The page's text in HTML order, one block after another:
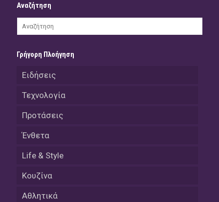
Αναζήτηση
Γρήγορη Πλοήγηση
Ειδήσεις
Τεχνολογία
Προτάσεις
Ένθετα
Life & Style
Κουζίνα
Αθλητικά